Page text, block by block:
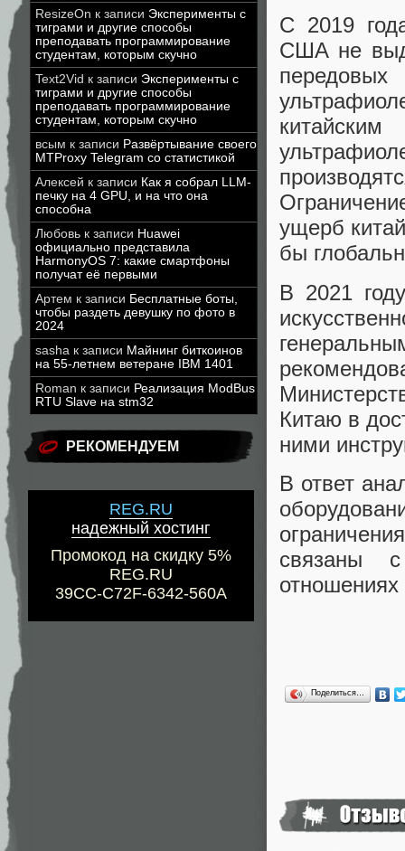
ResizeOn к записи Эксперименты с
тиграми и другие способы
преподавать программирование
студентам, которым скучно
Text2Vid к записи Эксперименты с
тиграми и другие способы
преподавать программирование
студентам, которым скучно
всым к записи Развёртывание своего
MTProxy Telegram со статистикой
Алексей к записи Как я собрал LLM-
печку на 4 GPU, и на что она
способна
Любовь к записи Huawei
официально представила
HarmonyOS 7: какие смартфоны
получат её первыми
Артем к записи Бесплатные боты,
чтобы раздеть девушку по фото в
2024
sasha к записи Майнинг биткоинов
на 55-летнем ветеране IBM 1401
Roman к записи Реализация ModBus
RTU Slave на stm32
РЕКОМЕНДУЕМ
REG.RU
надежный хостинг
Промокод на скидку 5%
REG.RU
39CC-C72F-6342-560A
С 2019
США не
ущерб
бы
В 2021
Китаю в
ними
В ответ
связаны
Поделиться…